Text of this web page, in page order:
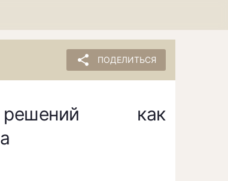
share ПОДЕЛИТЬСЯ
решений как